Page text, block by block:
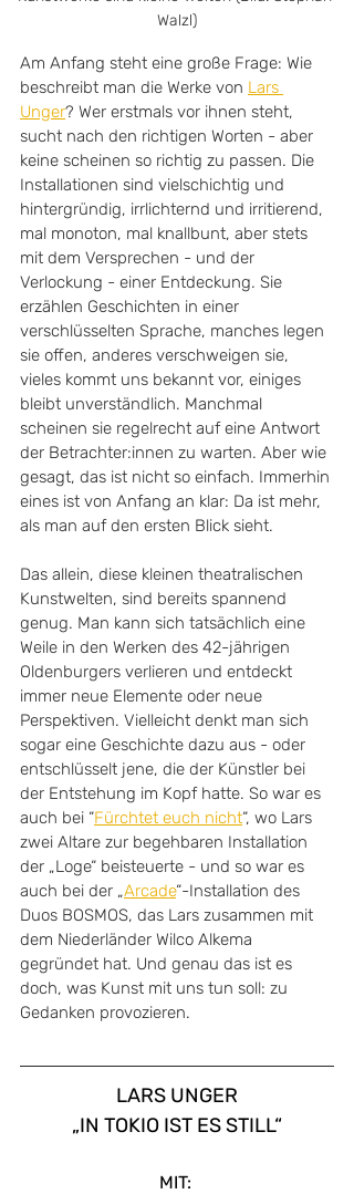
Walzl)
Am Anfang steht eine große Frage: Wie
beschreibt man die Werke von Lars
Unger? Wer erstmals vor ihnen steht,
sucht nach den richtigen Worten - aber
keine scheinen so richtig zu passen. Die
Installationen sind vielschichtig und
hintergründig, irrlichternd und irritierend,
mal monoton, mal knallbunt, aber stets
mit dem Versprechen - und der
Verlockung - einer Entdeckung. Sie
erzählen Geschichten in einer
verschlüsselten Sprache, manches legen
sie offen, anderes verschweigen sie,
vieles kommt uns bekannt vor, einiges
bleibt unverständlich. Manchmal
scheinen sie regelrecht auf eine Antwort
der Betrachter:innen zu warten. Aber wie
gesagt, das ist nicht so einfach. Immerhin
eines ist von Anfang an klar: Da ist mehr,
als man auf den ersten Blick sieht.
Das allein, diese kleinen theatralischen
Kunstwelten, sind bereits spannend
genug. Man kann sich tatsächlich eine
Weile in den Werken des 42-jährigen
Oldenburgers verlieren und entdeckt
immer neue Elemente oder neue
Perspektiven. Vielleicht denkt man sich
sogar eine Geschichte dazu aus - oder
entschlüsselt jene, die der Künstler bei
der Entstehung im Kopf hatte. So war es
auch bei “Fürchtet euch nicht“, wo Lars
zwei Altare zur begehbaren Installation
der „Loge“ beisteuerte - und so war es
auch bei der „Arcade“-Installation des
Duos BOSMOS, das Lars zusammen mit
dem Niederländer Wilco Alkema
gegründet hat. Und genau das ist es
doch, was Kunst mit uns tun soll: zu
Gedanken provozieren.
LARS UNGER
„IN TOKIO IST ES STILL“
MIT: